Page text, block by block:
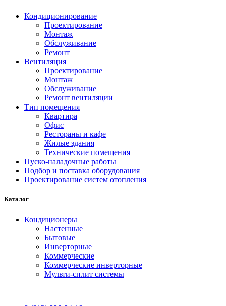
Кондиционирование
Проектирование
Монтаж
Обслуживание
Ремонт
Вентиляция
Проектирование
Монтаж
Обслуживание
Ремонт вентиляции
Тип помещения
Квартира
Офис
Рестораны и кафе
Жилые здания
Технические помещения
Пуско-наладочные работы
Подбор и поставка оборудования
Проектирование систем отопления
Каталог
Кондиционеры
Настенные
Бытовые
Инверторные
Коммерческие
Коммерческие инверторные
Мульти-сплит системы